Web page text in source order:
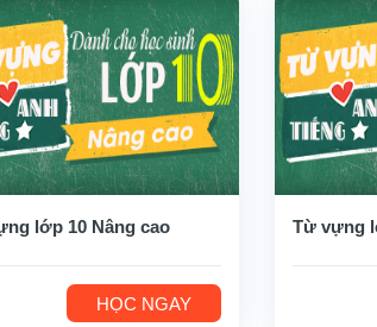
lớp 10 Nâng cao
HỌC NGAY
Từ vựng